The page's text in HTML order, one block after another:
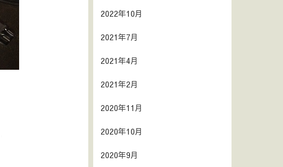
2022年10月
2021年7月
2021年4月
2021年2月
2020年11月
2020年10月
2020年9月